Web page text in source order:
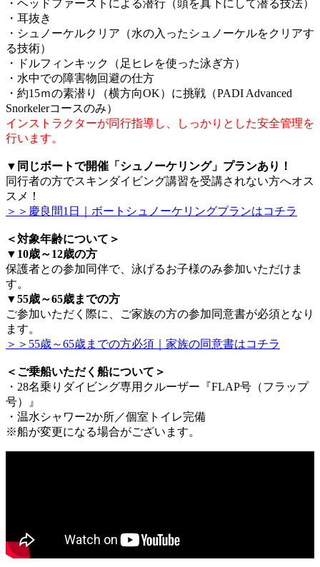
・ヘッドファーストによる潜行（頭を真下にして潜る技法）
・耳抜き
・シュノーケルクリア（水の入ったシュノーケルをクリアす
る技術）
・ドルフィンキック（足ヒレを使った泳ぎ方）
・水中での障害物回避の仕方
・約15ｍの素潜り（横方向OK）に挑戦（PADI Advanced
Snorkelerコースのみ）
インストラクターが同行指導し、しっかりとした安全管理を
行います。
▼同じボートで開催「シュノーケリング」プランあり！
同行者の方でスキンダイビング講習を受講されない方へオス
スメ！
＞＞慶良間1日｜ボートシュノーケリングプランはコチラ
＜対象年齢について＞
▼10歳～12歳の方
保護者との参加同伴で、泳げるお子様のみ参加いただけま
す。
▼55歳～65歳までの方
ご参加いただく際に、ご家族の方の参加同意書が必須となり
ます。
＞＞55歳～65歳までの方必須｜家族の同意書はコチラ
＜ご乗船いただく船について＞
・28名乗りダイビング専用クルーザー『FLAP号（フラップ
号）』
・温水シャワー2か所／個室トイレ完備
※船が変更になる場合がございます。